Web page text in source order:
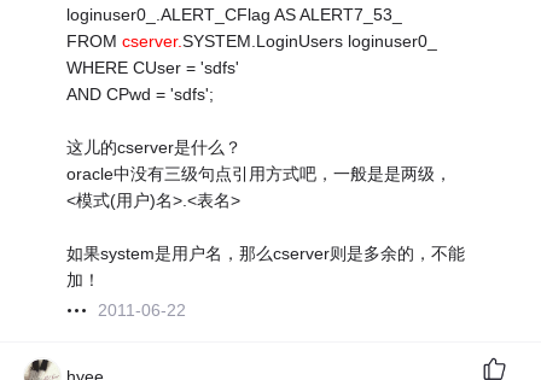
loginuser0_.ALERT_CFlag AS ALERT7_53_
FROMcserver.SYSTEM.LoginUsers loginuser0_
WHERE CUser = 'sdfs'
AND CPwd = 'sdfs';
这儿的cserver是什么？
oracle中没有三级句点引用方式吧，一般是是两级，
<模式(用户)名>.<表名>
如果system是用户名，那么cserver则是多余的，不能
加！
2011-06-22